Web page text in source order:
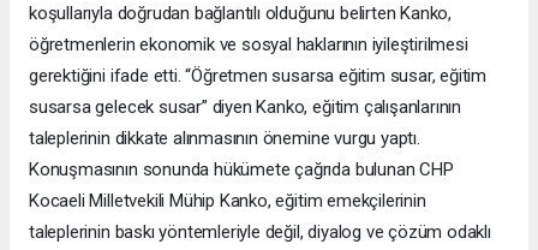
koşullarıyla doğrudan bağlantılı olduğunu belirten Kanko,
öğretmenlerin ekonomik ve sosyal haklarının iyileştirilmesi
gerektiğini ifade etti. “Öğretmen susarsa eğitim susar, eğitim
susarsa gelecek susar” diyen Kanko, eğitim çalışanlarının
taleplerinin dikkate alınmasının önemine vurgu yaptı.
Konuşmasının sonunda hükümete çağrıda bulunan CHP
Kocaeli Milletvekili Mühip Kanko, eğitim emekçilerinin
taleplerinin baskı yöntemleriyle değil, diyalog ve çözüm odaklı